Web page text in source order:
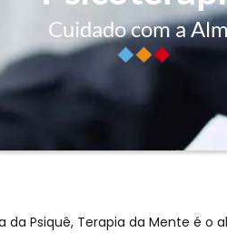
Cuidado com a
Psiquê, Terapia da Mente é